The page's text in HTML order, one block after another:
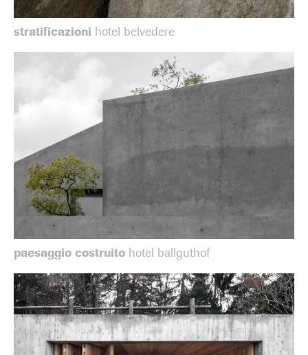
stratificazioni hotel belvedere
paesaggio costruito hotel ballguthof